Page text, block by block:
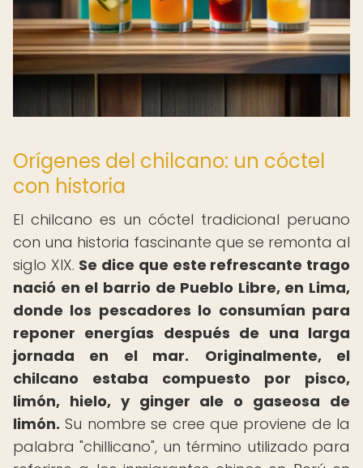
Orígenes del chilcano: un cóctel
con historia
El chilcano es un cóctel tradicional peruano
con una historia fascinante que se remonta al
siglo XIX. Se dice que este refrescante trago
nació en el barrio de Pueblo Libre, en Lima,
donde los pescadores lo consumían para
reponer energías después de una larga
jornada en el mar.
Originalmente, el
chilcano estaba compuesto por pisco,
limón, hielo, y ginger ale o gaseosa de
limón. Su nombre se cree que proviene de la
palabra "chillicano", un término utilizado para